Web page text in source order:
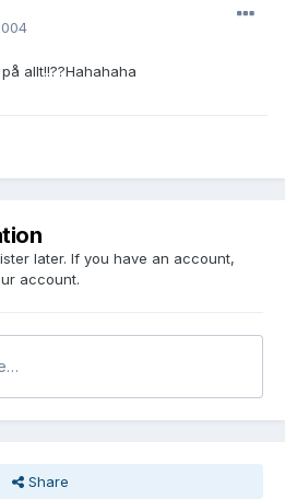
allt!!??Hahahaha
later. If you have an account,
account.
Share